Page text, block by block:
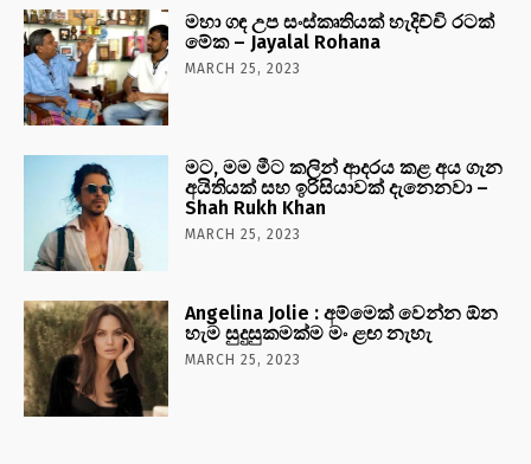
මහා ගඳ උප සංස්කෘතියක් හැදිච්චි රටක්
මේක – Jayalal Rohana
MARCH 25, 2023
මට, මම මීට කලින් ආදරය කළ අය ගැන
අයිතියක් සහ ඉරිසියාවක් දැනෙනවා –
Shah Rukh Khan
MARCH 25, 2023
Angelina Jolie : අම්මෙක් වෙන්න ඕන
හැම සුදුසුකමක්ම මං ළඟ නැහැ
MARCH 25, 2023